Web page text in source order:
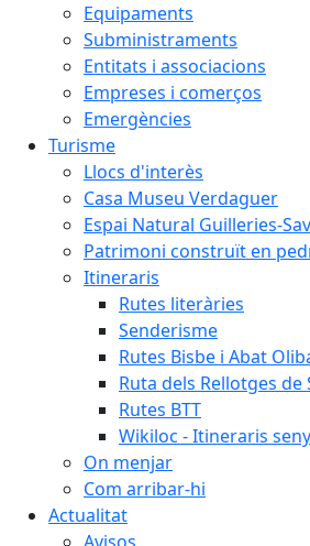
Equipaments
Subministraments
Entitats i associacions
Empreses i comerços
Emergències
Turisme
Llocs d'interès
Casa Museu Verdaguer
Espai Natural Guilleries-
Patrimoni construït en
Itineraris
Rutes literàries
Senderisme
Rutes Bisbe i Abat
Ruta dels Rellotges de
Rutes BTT
Wikiloc - Itineraris
On menjar
Com arribar-hi
Actualitat